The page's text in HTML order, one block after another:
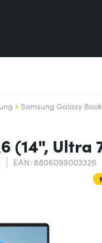
Samsung Galaxy
(14", Ultra
EAN: 8806099003326